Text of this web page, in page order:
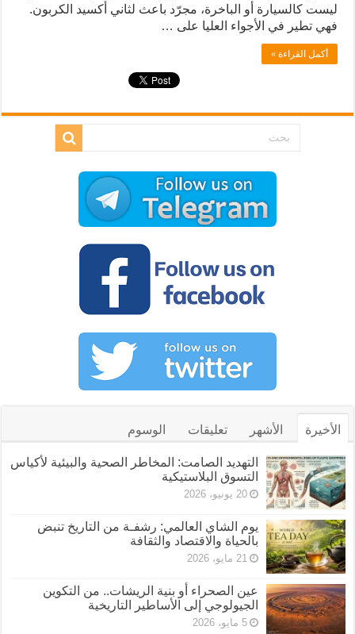
ليست كالسيارة أو الباخرة، مجرّد باعث لثاني أكسيد الكربون.
فهي تطير في الأجواء العليا على …
أكمل القراءة »
الأخيرة الأشهر تعليقات الوسوم
التهديد الصامت: المخاطر الصحية والبيئية لأكياس
التسوق البلاستيكية
20 يونيو، 2026
يوم الشاي العالمي: رشفـة من التاريخ تنبض
بالحياة والاقتصاد والثقافة
21 مايو، 2026
عين الصحراء أو بنية الريشات.. من التكوين
الجيولوجي إلى الأساطير التاريخية
5 مايو، 2026